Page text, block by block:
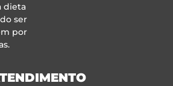
dieta
ser
por